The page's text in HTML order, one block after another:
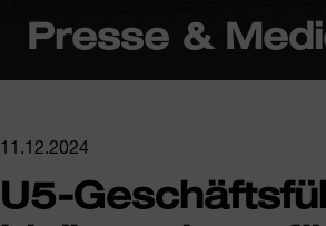
Presse &
11.12.2024
U5-